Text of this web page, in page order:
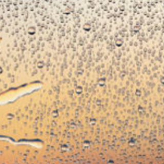
En un mundo en el que la sostenibilidad
es cada vez más importante, cambiar a
electrodomésticos de bajo consumo no
sólo es beneficioso para el medio
ambiente, sino también para tu bolsillo.